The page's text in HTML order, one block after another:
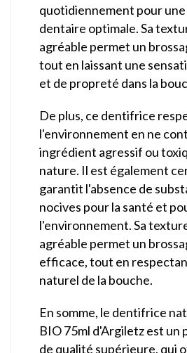
quotidiennement pour
dentaire optimale. Sa
agréable permet un
tout en laissant une
et de propreté dans la
De plus, ce dentifrice
l'environnement en ne
ingrédient agressif ou
nature. Il est également
garantit l'absence de
nocives pour la santé et
l'environnement. Sa
agréable permet un
efficace, tout en
naturel de la bouche.
En somme, le dentifrice
BIO 75ml d'Argiletz est un
de qualité supérieure, qui